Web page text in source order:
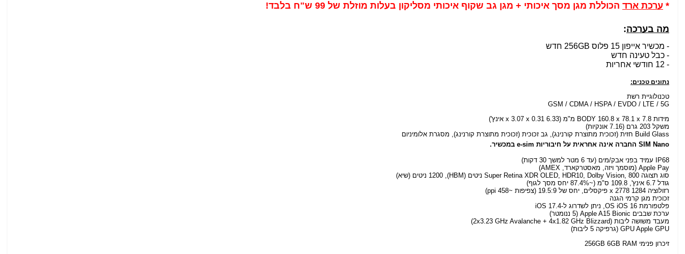
* ערכת ארד הכוללת מגן מסך איכותי + מגן גב שקוף איכותי מסליקון בעלות מוזלת של 99 ש"ח בלבד!
מה בערכה:
- מכשיר אייפון 15 פלוס 256GB חדש
- כבל טעינה חדש
- 12 חודשי אחריות
נתונים טכנים:
טכנולוגיית רשת
GSM / CDMA / HSPA / EVDO / LTE / 5G
מידות BODY 160.8 x 78.1 x 7.8 מ"מ (6.33 x 3.07 x 0.31 אינץ')
משקל 203 גרם (7.16 אונקיות)
Build Glass חזית (זכוכית מתוצרת קורנינג), גב זכוכית (זכוכית מתוצרת קורנינג), מסגרת אלומיניום
SIM Nano החברה אינה אחראית על חיבוריות e-sim במכשיר.
IP68 עמיד בפני אבק/מים (עד 6 מטר למשך 30 דקות)
Apple Pay (מוסמך ויזה, מאסטרקארד, AMEX)
סוג תצוגה Super Retina XDR OLED, HDR10, Dolby Vision, 800 ניטים (HBM), 1200 ניטים (שיא)
גודל 6.7 אינץ', 109.8 ס"מ (~87.4% יחס מסך לגוף)
רזולוציה 1284 x 2778 פיקסלים, יחס של 19.5:9 (צפיפות ~458 ppi)
זכוכית מגן קרמי הגנה
פלטפורמת OS iOS 16, ניתן לשדרוג ל-iOS 17.4
ערכת שבבים Apple A15 Bionic (5 ננומטר)
מעבד משושה ליבות (2x3.23 GHz Avalanche + 4x1.82 GHz Blizzard)
GPU Apple GPU (גרפיקה 5 ליבות)
זיכרון פנימי 256GB 6GB RAM